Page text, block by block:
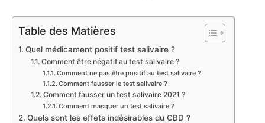
Table des Matières
Quel médicament positif test salivaire ?
Comment être négatif au test salivaire ?
Comment ne pas être positif au test salivaire ?
Comment fausser le test salivaire ?
Comment fausser un test salivaire 2021 ?
Comment masquer un test salivaire ?
Quels sont les effets indésirables du CBD ?